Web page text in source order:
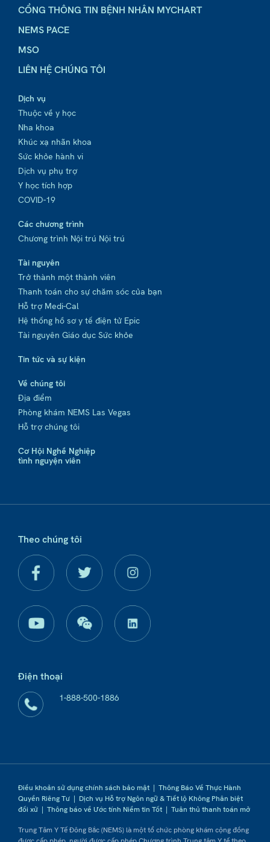
CỔNG THÔNG TIN BỆNH NHÂN MYCHART
NEMS PACE
MSO
LIÊN HỆ CHÚNG TÔI
Dịch vụ
Thuộc về y học
Nha khoa
Khúc xạ nhãn khoa
Sức khỏe hành vi
Dịch vụ phụ trợ
Y học tích hợp
COVID-19
Các chương trình
Chương trình Nội trú Nội trú
Tài nguyên
Trở thành một thành viên
Thanh toán cho sự chăm sóc của bạn
Hỗ trợ Medi-Cal
Hệ thống hồ sơ y tế điện tử Epic
Tài nguyên Giáo dục Sức khỏe
Tin tức và sự kiện
Về chúng tôi
Địa điểm
Phòng khám NEMS Las Vegas
Hỗ trợ chúng tôi
Cơ Hội Nghề Nghiệp
tình nguyện viên
Theo chúng tôi
Điện thoại
1-888-500-1886
Điều khoản sử dụng chính sách bảo mật | Thông Báo Về Thực Hành
Quyền Riêng Tư | Dịch vụ Hỗ trợ Ngôn ngữ & Tiết lộ Không Phân biệt
đối xử | Thông báo về Ước tính Niềm tin Tốt | Tuân thủ thanh toán mở
Trung Tâm Y Tế Đông Bắc (NEMS) là một tổ chức phòng khám cộng đồng